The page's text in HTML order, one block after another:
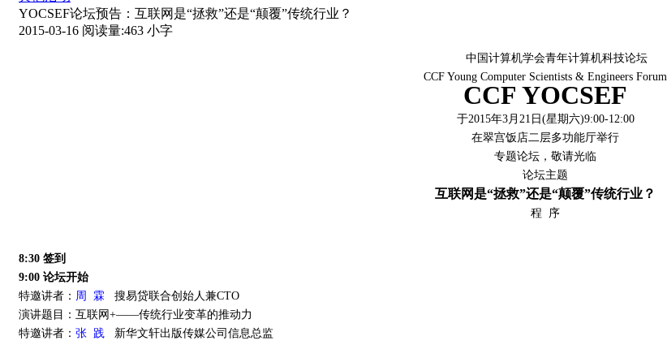
YOCSEF论坛预告：互联网是“拯救”还是“颠覆”传统行业？
2015-03-16 阅读量:463 小字
中国计算机学会青年计算机科技论坛
CCF Young Computer Scientists & Engineers Forum
CCF YOCSEF
于2015年3月21日(星期六)9:00-12:00
在翠宫饭店二层多功能厅举行
专题论坛，敬请光临
论坛主题
互联网是“拯救”还是“颠覆”传统行业？
程 序
8:30 签到
9:00 论坛开始
特邀讲者： 周 霖 搜易贷联合创始人兼CTO
演讲题目：互联网+——传统行业变革的推动力
特邀讲者： 张 践
新华文轩出版传媒公司信息总监